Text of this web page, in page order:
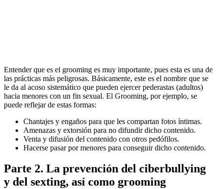
Entender que es el grooming es muy importante, pues esta es una de
las prácticas más peligrosas. Básicamente, este es el nombre que se
le da al acoso sistemático que pueden ejercer pederastas (adultos)
hacia menores con un fin sexual. El Grooming, por ejemplo, se
puede reflejar de estas formas:
Chantajes y engaños para que les compartan fotos íntimas.
Amenazas y extorsión para no difundir dicho contenido.
Venta y difusión del contenido con otros pedófilos.
Hacerse pasar por menores para conseguir dicho contenido.
Parte 2. La prevención del ciberbullying
y del sexting, así como grooming